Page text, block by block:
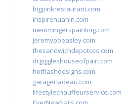
bigpinkrestaurant.com
inspirehuahin.com
memmingerspainting.com
jeremypbeasley.com
thesandwichdepotcos.com
drgiggleshouseofpain.com
hotflashdesigns.com
garagenadeau.com
lifestylechauffeurservice.com